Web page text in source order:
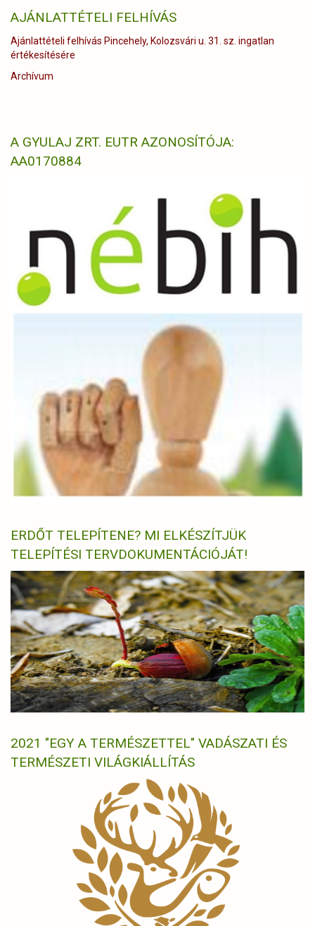
AJÁNLATTÉTELI FELHÍVÁS
Ajánlattételi felhívás Pincehely, Kolozsvári u. 31. sz. ingatlan
értékesítésére
Archívum
A GYULAJ ZRT. EUTR AZONOSÍTÓJA:
AA0170884
ERDŐT TELEPÍTENE? MI ELKÉSZÍTJÜK
TELEPÍTÉSI TERVDOKUMENTÁCIÓJÁT!
2021 "EGY A TERMÉSZETTEL" VADÁSZATI ÉS
TERMÉSZETI VILÁGKIÁLLÍTÁS